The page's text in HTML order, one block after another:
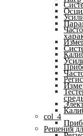
col_4
Решения